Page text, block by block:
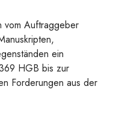
vom Auftraggeber
ein
HGB bis zur
Forderungen aus der